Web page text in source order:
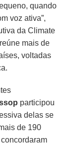
quando
voz ativa”,
da Climate
mais de
voltadas
participou
delas se
de 190